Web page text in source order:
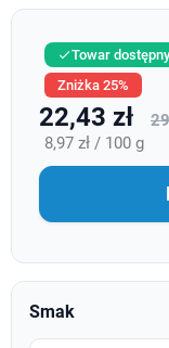
Towar dostępny
Zniżka 25%
22,43 zł
8,97 zł / 100 g
Smak